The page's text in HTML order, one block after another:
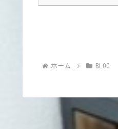
ホーム BLOG